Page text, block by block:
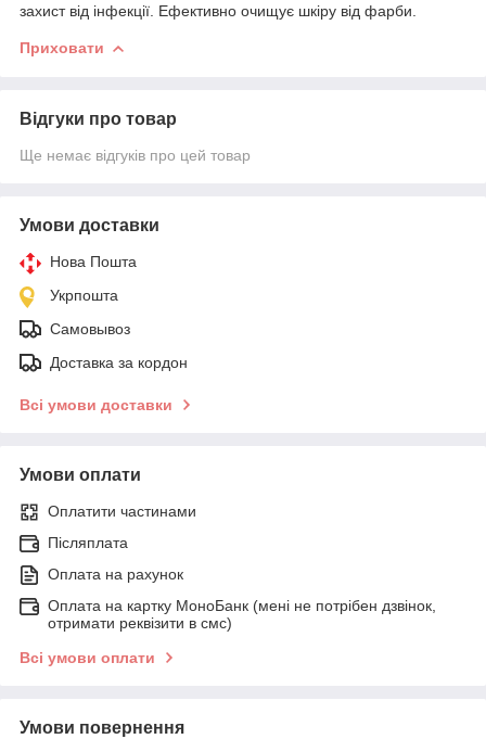
захист від інфекції. Ефективно очищує шкіру від фарби.
Приховати
Відгуки про товар
Ще немає відгуків про цей товар
Умови доставки
Нова Пошта
Укрпошта
Самовывоз
Доставка за кордон
Всі умови доставки
Умови оплати
Оплатити частинами
Післяплата
Оплата на рахунок
Оплата на картку МоноБанк (мені не потрібен дзвінок,
отримати реквізити в смс)
Всі умови оплати
Умови повернення